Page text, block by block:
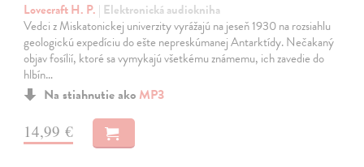
Lovecraft H. P. | Elektronická audiokniha
Vedci z Miskatonickej univerzity vyrážajú na jeseň 1930 na rozsiahlu
geologickú expedíciu do ešte nepreskúmanej Antarktídy. Nečakaný
objav fosílií, ktoré sa vymykajú všetkému známemu, ich zavedie do
hlbín…
Na stiahnutie ako MP3
14,99 €